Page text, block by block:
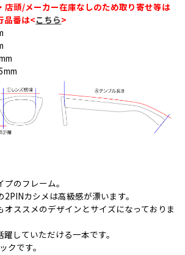
頭/メーカー在庫なしのため取り寄せ等は
品番は<こちら>
のフレーム。
カシメは高級感が漂います。
オススメのデザインとサイズになっておりま
していただける一本です。
クです。